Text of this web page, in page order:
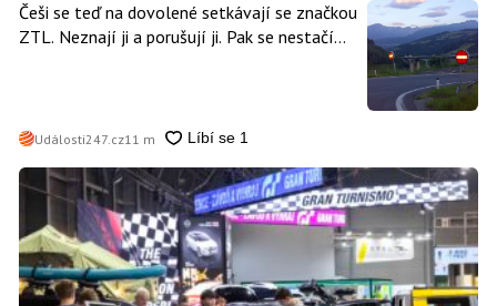
Češi se teď na dovolené setkávají se značkou
ZTL. Neznají ji a porušují ji. Pak se nestačí
Události247.cz11 m